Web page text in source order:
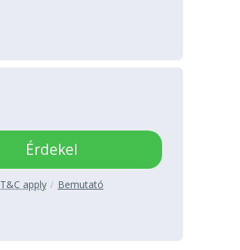
Érdekel
T&C apply Bemutató